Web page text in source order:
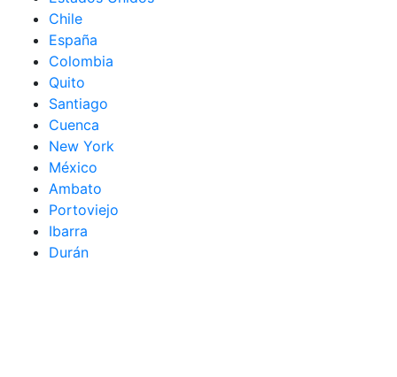
Chile
España
Colombia
Quito
Santiago
Cuenca
New York
México
Ambato
Portoviejo
Ibarra
Durán